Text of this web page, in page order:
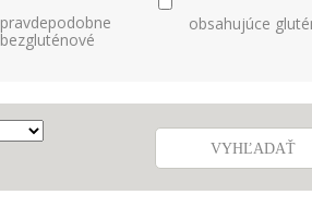
pravdepodobne
bezgluténové
obsahujúce
VYHĽADAŤ